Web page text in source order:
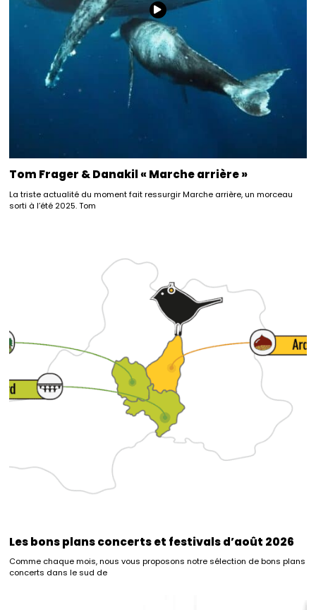
Tom Frager & Danakil « Marche arrière »
La triste actualité du moment fait ressurgir Marche arrière, un morceau
sorti à l’été 2025. Tom
Les bons plans concerts et festivals d’août 2026
Comme chaque mois, nous vous proposons notre sélection de bons plans
concerts dans le sud de